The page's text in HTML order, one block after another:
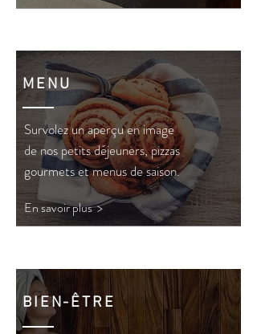
MENU
Survolez un aperçu en image
de nos petits déjeuners, pizzas
gourmets et menus de saison.
En savoir plus >
BIEN-ÊTRE